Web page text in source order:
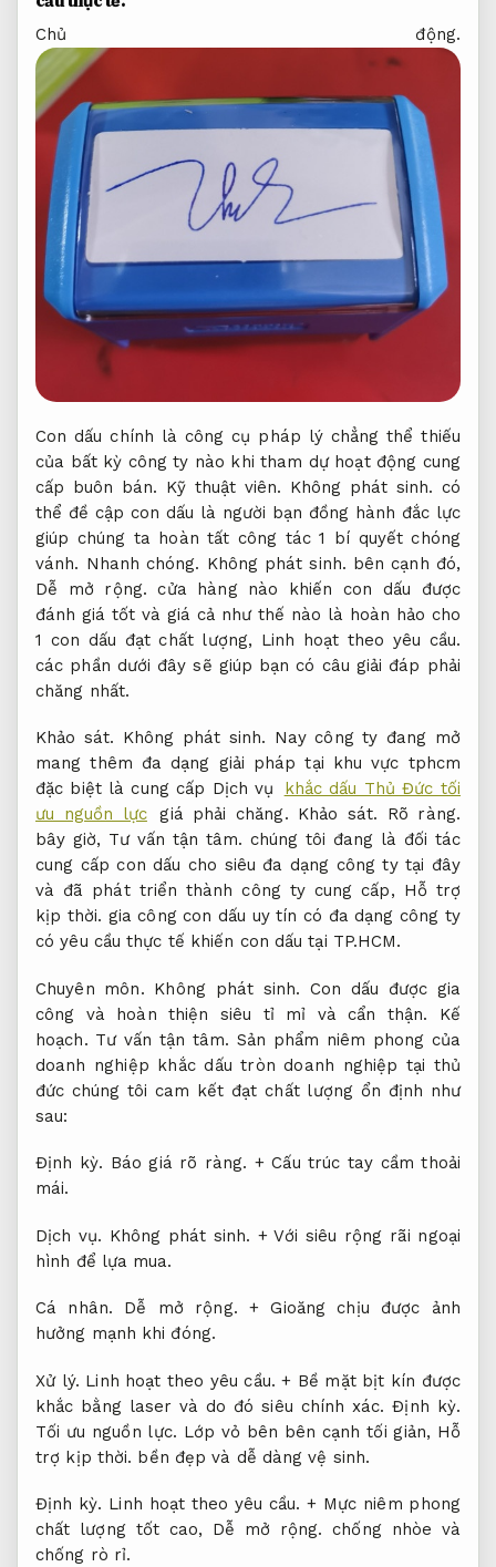
Chủ động.
Con dấu chính là công cụ pháp lý chẳng thể thiếu
của bất kỳ công ty nào khi tham dự hoạt động cung
cấp buôn bán. Kỹ thuật viên. Không phát sinh. có
thể đề cập con dấu là người bạn đồng hành đắc lực
giúp chúng ta hoàn tất công tác 1 bí quyết chóng
vánh. Nhanh chóng. Không phát sinh. bên cạnh đó,
Dễ mở rộng. cửa hàng nào khiến con dấu được
đánh giá tốt và giá cả như thế nào là hoàn hảo cho
1 con dấu đạt chất lượng, Linh hoạt theo yêu cầu.
các phần dưới đây sẽ giúp bạn có câu giải đáp phải
chăng nhất.
Khảo sát. Không phát sinh. Nay công ty đang mở
mang thêm đa dạng giải pháp tại khu vực tphcm
đặc biệt là cung cấp Dịch vụ
khắc dấu Thủ Đức tối
ưu nguồn lực
giá phải chăng. Khảo sát.
Rõ ràng.
bây giờ, Tư vấn tận tâm. chúng tôi đang là đối tác
cung cấp con dấu cho siêu đa dạng công ty tại đây
và đã phát triển thành công ty cung cấp, Hỗ trợ
kịp thời. gia công con dấu uy tín có đa dạng công ty
có yêu cầu thực tế khiến con dấu tại TP.HCM.
Chuyên môn. Không phát sinh. Con dấu được gia
công và hoàn thiện siêu tỉ mỉ và cẩn thận. Kế
hoạch. Tư vấn tận tâm. Sản phẩm niêm phong của
doanh nghiệp khắc dấu tròn doanh nghiệp tại thủ
đức chúng tôi cam kết đạt chất lượng ổn định như
sau:
Định kỳ. Báo giá rõ ràng. + Cấu trúc tay cầm thoải
mái.
Dịch vụ. Không phát sinh. + Với siêu rộng rãi ngoại
hình để lựa mua.
Cá nhân. Dễ mở rộng. + Gioăng chịu được ảnh
hưởng mạnh khi đóng.
Xử lý. Linh hoạt theo yêu cầu. + Bề mặt bịt kín được
khắc bằng laser và do đó siêu chính xác.Định kỳ.
Tối ưu nguồn lực. Lớp vỏ bên bên cạnh tối giản, Hỗ
trợ kịp thời. bền đẹp và dễ dàng vệ sinh.
Định kỳ. Linh hoạt theo yêu cầu. + Mực niêm phong
chất lượng tốt cao, Dễ mở rộng. chống nhòe và
chống rò rỉ.